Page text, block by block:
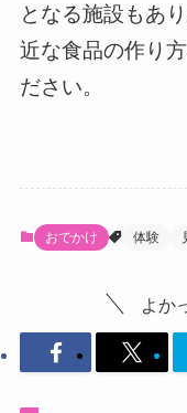
となる施設もあ
近な食品の作り
ださい。
おでかけ 体験
よか